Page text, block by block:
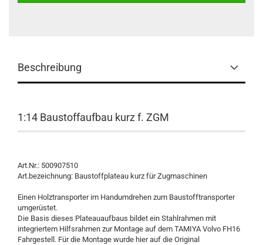
Beschreibung
1:14 Baustoffaufbau kurz f. ZGM
Art.Nr.: 500907510
Art.bezeichnung: Baustoffplateau kurz für Zugmaschinen
Einen Holztransporter im Handumdrehen zum Baustofftransporter
umgerüstet.
Die Basis dieses Plateauaufbaus bildet ein Stahlrahmen mit
integriertem Hilfsrahmen zur Montage auf dem TAMIYA Volvo FH16
Fahrgestell. Für die Montage wurde hier auf die Original